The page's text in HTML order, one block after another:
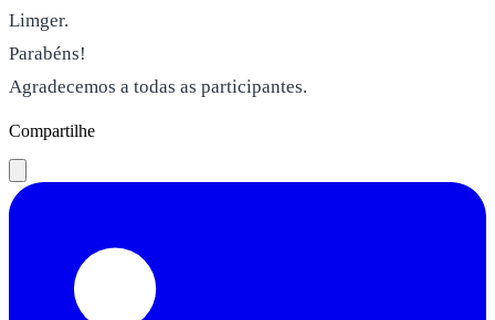
Limger.
Parabéns!
Agradecemos a todas as participantes.
Compartilhe